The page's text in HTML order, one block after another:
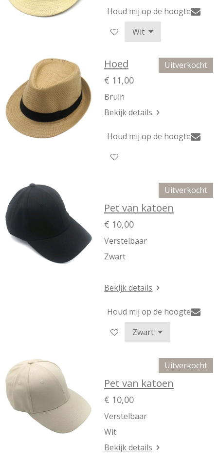
Houd mij op de hoogte
Uitverkocht
Hoed
€ 11,00
Bruin
Bekijk details
Houd mij op de hoogte
Uitverkocht
Pet van katoen
€ 10,00
Verstelbaar
Zwart
Bekijk details
Houd mij op de hoogte
Uitverkocht
Pet van katoen
€ 10,00
Verstelbaar
Wit
Bekijk details